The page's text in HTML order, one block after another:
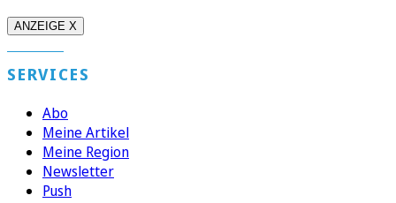
ANZEIGE X
SERVICES
Abo
Meine Artikel
Meine Region
Newsletter
Push